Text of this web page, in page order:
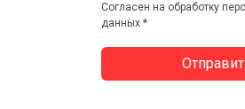
Согласен на обработку
данных *